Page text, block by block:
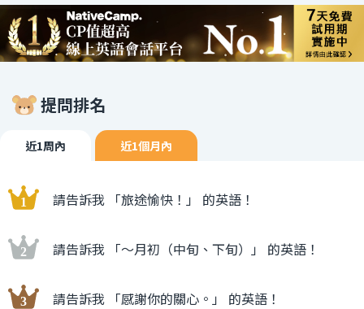
提問排名
近1周內 近1個月內
請告訴我 「旅途愉快！」 的英語！
請告訴我 「〜月初（中旬、下旬）」 的英語！
請告訴我 「感謝你的關心。」 的英語！